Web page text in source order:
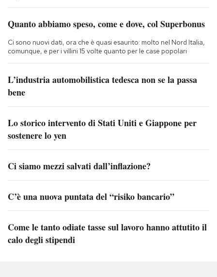
Quanto abbiamo speso, come e dove, col Superbonus
Ci sono nuovi dati, ora che è quasi esaurito: molto nel Nord Italia,
comunque, e per i villini 15 volte quanto per le case popolari
L’industria automobilistica tedesca non se la passa
bene
Lo storico intervento di Stati Uniti e Giappone per
sostenere lo yen
Ci siamo mezzi salvati dall’inflazione?
C’è una nuova puntata del “risiko bancario”
Come le tanto odiate tasse sul lavoro hanno attutito il
calo degli stipendi